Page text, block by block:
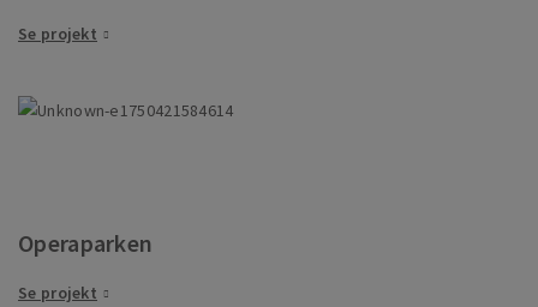
Se projekt
Operaparken
Se projekt